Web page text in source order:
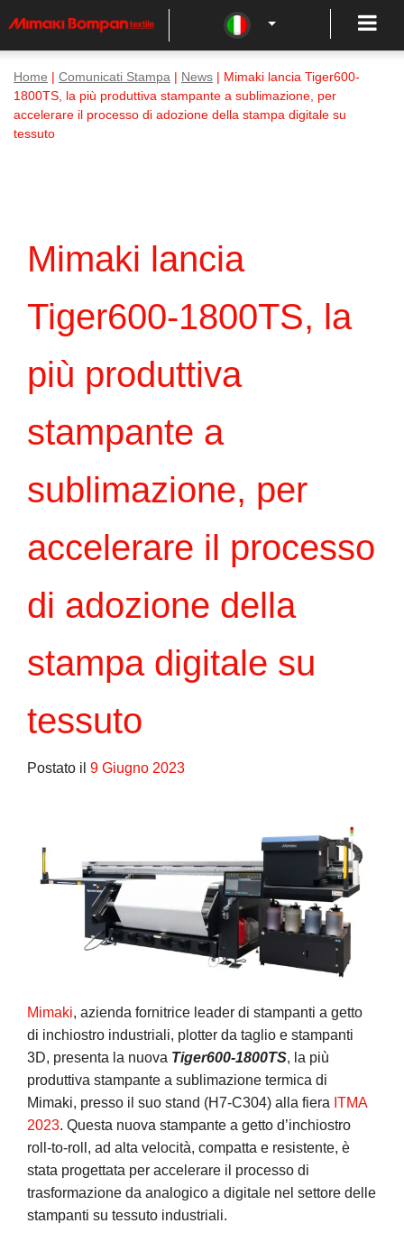
Home Comunicati Stampa News | Mimaki lancia Tiger600-
1800TS, la più produttiva stampante a sublimazione, per
accelerare il processo di adozione della stampa digitale su
tessuto
Mimaki lancia
Tiger600-1800TS, la
più produttiva
stampante a
sublimazione, per
accelerare il processo
di adozione della
stampa digitale su
tessuto
Postato il 9 Giugno 2023
Mimaki, azienda fornitrice leader di stampanti a getto
di inchiostro industriali, plotter da taglio e stampanti
3D, presenta la nuova Tiger600-1800TS, la più
produttiva stampante a sublimazione termica di
Mimaki, presso il suo stand (H7-C304) alla fiera ITMA
2023. Questa nuova stampante a getto d’inchiostro
roll-to-roll, ad alta velocità, compatta e resistente, è
stata progettata per accelerare il processo di
trasformazione da analogico a digitale nel settore delle
stampanti su tessuto industriali.